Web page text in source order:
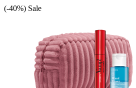
(-40%) Sale